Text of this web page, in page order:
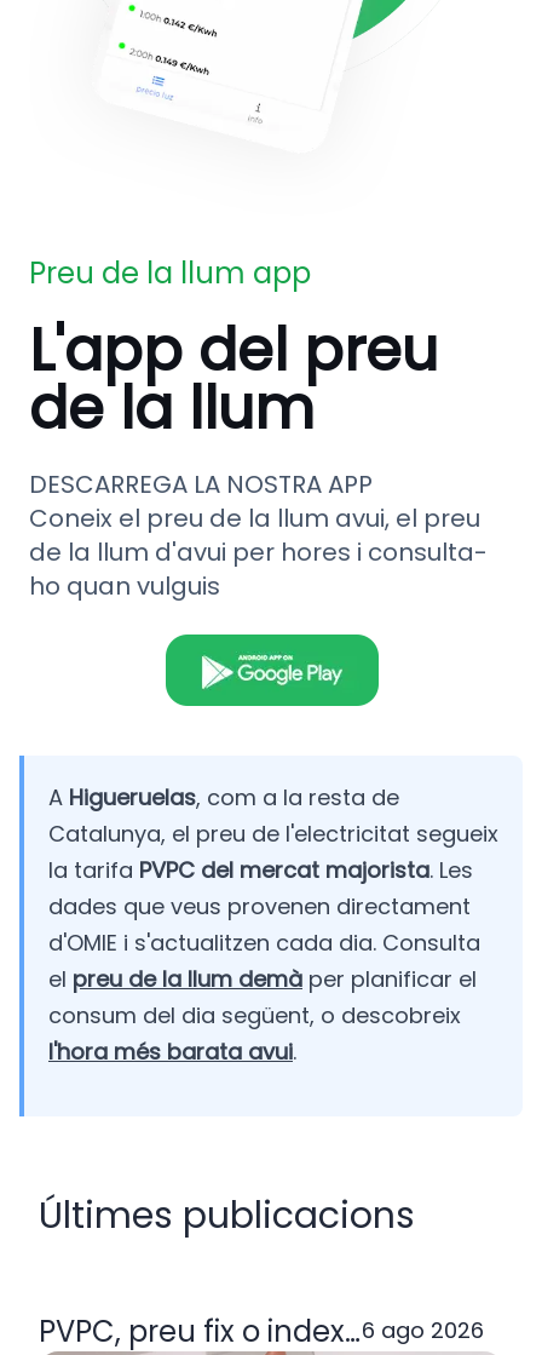
Preu de la llum app
L'app del preu
de la llum
DESCARREGA LA NOSTRA APP
Coneix el preu de la llum avui, el preu
de la llum d'avui per hores i consulta-
ho quan vulguis
A Higueruelas, com a la resta de
Catalunya, el preu de l'electricitat segueix
la tarifa PVPC del mercat majorista. Les
dades que veus provenen directament
d'OMIE i s'actualitzen cada dia. Consulta
el preu de la llum demà per planificar el
consum del dia següent, o descobreix
l'hora més barata avui.
Últimes publicacions
PVPC, preu fix o indexada: quina
6 ago 2026